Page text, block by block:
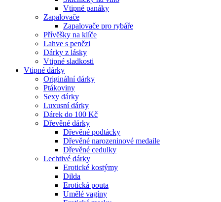
Vtipné panáky
Zapalovače
Zapalovače pro rybáře
Přívěšky na klíče
Lahve s penězi
Dárky z lásky
Vtipné sladkosti
Vtipné dárky
Originální dárky
Ptákoviny
Sexy dárky
Luxusní dárky
Dárek do 100 Kč
Dřevěné dárky
Dřevěné podtácky
Dřevěné narozeninové medaile
Dřevěné cedulky
Lechtivé dárky
Erotické kostýmy
Dilda
Erotická pouta
Umělé vagíny